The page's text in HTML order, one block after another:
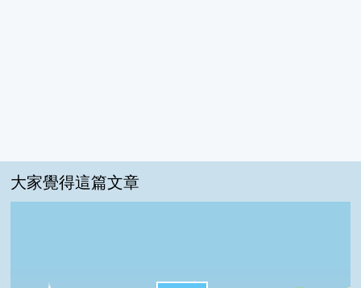
大家覺得這篇文章